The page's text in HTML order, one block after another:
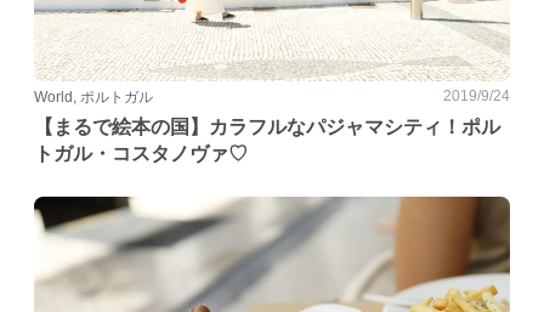
World, ポルトガル 2019/9/24
【まるで絵本の国】カラフルなパジャマシティ！ポル
トガル・コスタノヴァ♡